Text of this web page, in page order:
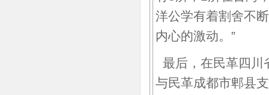
洋公学有着割舍不
内心的激动。”
最后，在民革四川
与民革成都市郫县